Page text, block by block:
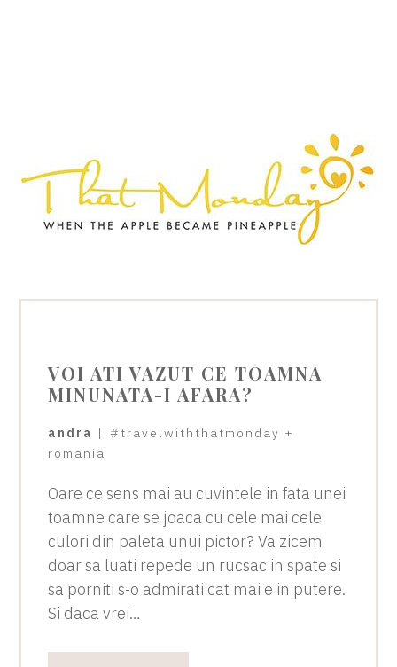
VOI ATI VAZUT CE TOAMNA
MINUNATA-I AFARA?
andra | #travelwiththatmonday +
romania
Oare ce sens mai au cuvintele in fata unei
toamne care se joaca cu cele mai cele
culori din paleta unui pictor? Va zicem
doar sa luati repede un rucsac in spate si
sa porniti s-o admirati cat mai e in putere.
Si daca vrei…